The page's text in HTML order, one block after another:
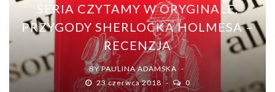
SERIA CZYTAMY W ORYGINALE.
PRZYGODY SHERLOCKA HOLMESA –
RECENZJA
BYPAULINA ADAMSKA
23 czerwca 2018
0